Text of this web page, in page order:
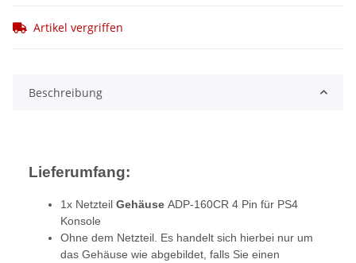
Artikel vergriffen
Beschreibung
Lieferumfang:
1x Netzteil Gehäuse ADP-160CR 4 Pin für PS4
Konsole
Ohne dem Netzteil. Es handelt sich hierbei nur um
das Gehäuse wie abgebildet, falls Sie einen